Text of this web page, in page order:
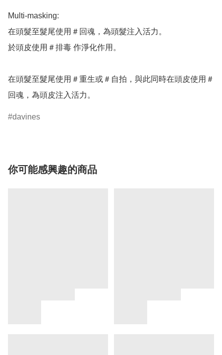
Multi-masking:
在頭髮至髮尾使用＃回魂，為頭髮注入活力。
於頭皮使用＃排毒 作淨化作用。
在頭髮至髮尾使用＃重生或＃自拍，與此同時在頭皮使用＃
回魂，為頭皮注入活力。
davines
你可能感興趣的商品